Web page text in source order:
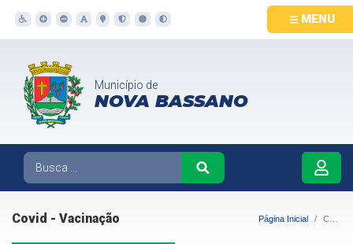
MENU
Município de
NOVA BASSANO
Covid - Vacinação Página Inicial Covid - Vacinação